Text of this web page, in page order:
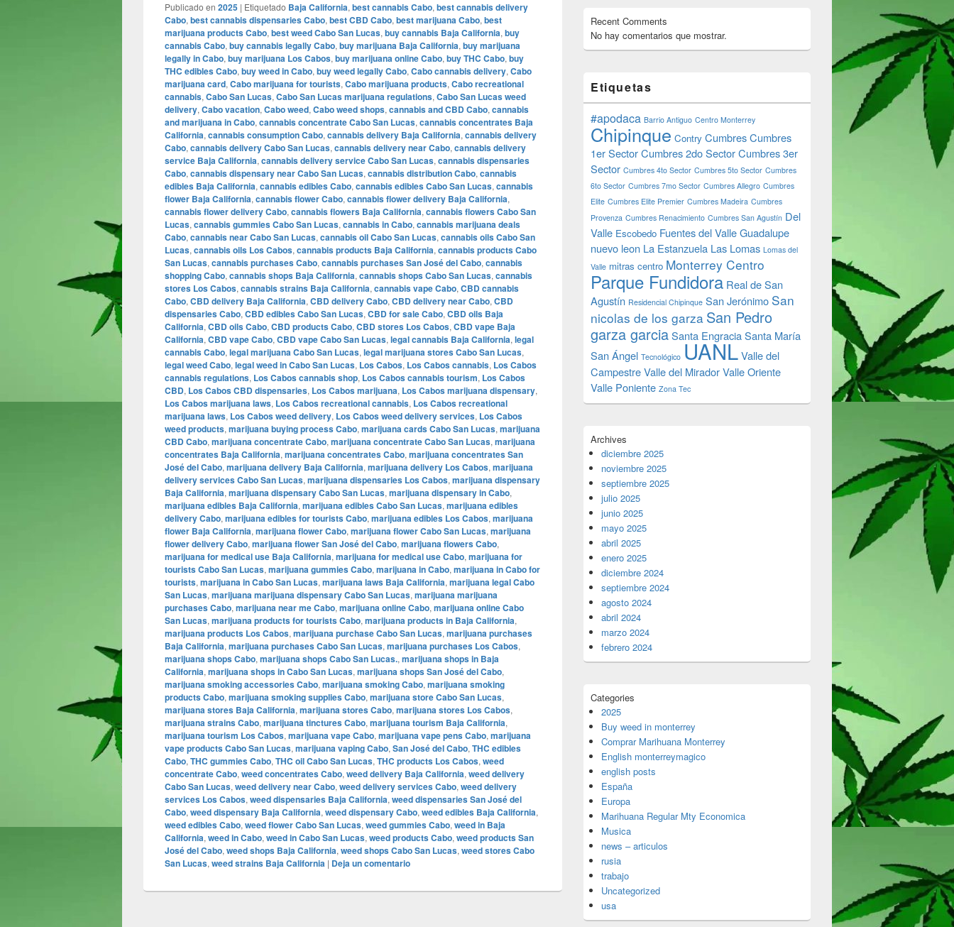
Publicado en 2025 | Etiquetado Baja California, best cannabis Cabo, best cannabis delivery
Cabo, best cannabis dispensaries Cabo, best CBD Cabo, best marijuana Cabo, best
marijuana products Cabo, best weed Cabo San Lucas, buy cannabis Baja California, buy
cannabis Cabo, buy cannabis legally Cabo, buy marijuana Baja California, buy marijuana
legally in Cabo, buy marijuana Los Cabos, buy marijuana online Cabo, buy THC Cabo, buy
THC edibles Cabo, buy weed in Cabo, buy weed legally Cabo, Cabo cannabis delivery, Cabo
marijuana card, Cabo marijuana for tourists, Cabo marijuana products, Cabo recreational
cannabis, Cabo San Lucas, Cabo San Lucas marijuana regulations, Cabo San Lucas weed
delivery, Cabo vacation, Cabo weed, Cabo weed shops, cannabis and CBD Cabo, cannabis
and marijuana in Cabo, cannabis concentrate Cabo San Lucas, cannabis concentrates Baja
California, cannabis consumption Cabo, cannabis delivery Baja California, cannabis delivery
Cabo, cannabis delivery Cabo San Lucas, cannabis delivery near Cabo, cannabis delivery
service Baja California, cannabis delivery service Cabo San Lucas, cannabis dispensaries
Cabo, cannabis dispensary near Cabo San Lucas, cannabis distribution Cabo, cannabis
edibles Baja California, cannabis edibles Cabo, cannabis edibles Cabo San Lucas, cannabis
flower Baja California, cannabis flower Cabo, cannabis flower delivery Baja California,
cannabis flower delivery Cabo, cannabis flowers Baja California, cannabis flowers Cabo San
Lucas, cannabis gummies Cabo San Lucas, cannabis in Cabo, cannabis marijuana deals
Cabo, cannabis near Cabo San Lucas, cannabis oil Cabo San Lucas, cannabis oils Cabo San
Lucas, cannabis oils Los Cabos, cannabis products Baja California, cannabis products Cabo
San Lucas, cannabis purchases Cabo, cannabis purchases San José del Cabo, cannabis
shopping Cabo, cannabis shops Baja California, cannabis shops Cabo San Lucas, cannabis
stores Los Cabos, cannabis strains Baja California, cannabis vape Cabo, CBD cannabis
Cabo, CBD delivery Baja California, CBD delivery Cabo, CBD delivery near Cabo, CBD
dispensaries Cabo, CBD edibles Cabo San Lucas, CBD for sale Cabo, CBD oils Baja
California, CBD oils Cabo, CBD products Cabo, CBD stores Los Cabos, CBD vape Baja
California, CBD vape Cabo, CBD vape Cabo San Lucas, legal cannabis Baja California, legal
cannabis Cabo, legal marijuana Cabo San Lucas, legal marijuana stores Cabo San Lucas,
legal weed Cabo, legal weed in Cabo San Lucas, Los Cabos, Los Cabos cannabis, Los Cabos
cannabis regulations, Los Cabos cannabis shop, Los Cabos cannabis tourism, Los Cabos
CBD, Los Cabos CBD dispensaries, Los Cabos marijuana, Los Cabos marijuana dispensary,
Los Cabos marijuana laws, Los Cabos recreational cannabis, Los Cabos recreational
marijuana laws, Los Cabos weed delivery, Los Cabos weed delivery services, Los Cabos
weed products, marijuana buying process Cabo, marijuana cards Cabo San Lucas, marijuana
CBD Cabo, marijuana concentrate Cabo, marijuana concentrate Cabo San Lucas, marijuana
concentrates Baja California, marijuana concentrates Cabo, marijuana concentrates San
José del Cabo, marijuana delivery Baja California, marijuana delivery Los Cabos, marijuana
delivery services Cabo San Lucas, marijuana dispensaries Los Cabos, marijuana dispensary
Baja California, marijuana dispensary Cabo San Lucas, marijuana dispensary in Cabo,
marijuana edibles Baja California, marijuana edibles Cabo San Lucas, marijuana edibles
delivery Cabo, marijuana edibles for tourists Cabo, marijuana edibles Los Cabos, marijuana
flower Baja California, marijuana flower Cabo, marijuana flower Cabo San Lucas, marijuana
flower delivery Cabo, marijuana flower San José del Cabo, marijuana flowers Cabo,
marijuana for medical use Baja California, marijuana for medical use Cabo, marijuana for
tourists Cabo San Lucas, marijuana gummies Cabo, marijuana in Cabo, marijuana in Cabo for
tourists, marijuana in Cabo San Lucas, marijuana laws Baja California, marijuana legal Cabo
San Lucas, marijuana marijuana dispensary Cabo San Lucas, marijuana marijuana
purchases Cabo, marijuana near me Cabo, marijuana online Cabo, marijuana online Cabo
San Lucas, marijuana products for tourists Cabo, marijuana products in Baja California,
marijuana products Los Cabos, marijuana purchase Cabo San Lucas, marijuana purchases
Baja California, marijuana purchases Cabo San Lucas, marijuana purchases Los Cabos,
marijuana shops Cabo, marijuana shops Cabo San Lucas., marijuana shops in Baja
California, marijuana shops in Cabo San Lucas, marijuana shops San José del Cabo,
marijuana smoking accessories Cabo, marijuana smoking Cabo, marijuana smoking
products Cabo, marijuana smoking supplies Cabo, marijuana store Cabo San Lucas,
marijuana stores Baja California, marijuana stores Cabo, marijuana stores Los Cabos,
marijuana strains Cabo, marijuana tinctures Cabo, marijuana tourism Baja California,
marijuana tourism Los Cabos, marijuana vape Cabo, marijuana vape pens Cabo, marijuana
vape products Cabo San Lucas, marijuana vaping Cabo, San José del Cabo, THC edibles
Cabo, THC gummies Cabo, THC oil Cabo San Lucas, THC products Los Cabos, weed
concentrate Cabo, weed concentrates Cabo, weed delivery Baja California, weed delivery
Cabo San Lucas, weed delivery near Cabo, weed delivery services Cabo, weed delivery
services Los Cabos, weed dispensaries Baja California, weed dispensaries San José del
Cabo, weed dispensary Baja California, weed dispensary Cabo, weed edibles Baja California,
weed edibles Cabo, weed flower Cabo San Lucas, weed gummies Cabo, weed in Baja
California, weed in Cabo, weed in Cabo San Lucas, weed products Cabo, weed products San
José del Cabo, weed shops Baja California, weed shops Cabo San Lucas, weed stores Cabo
San Lucas, weed strains Baja California | Deja un comentario
Recent Comments
No hay comentarios que mostrar.
Etiquetas
#apodaca Barrio Antiguo Centro Monterrey
Chipinque Contry CumbresCumbres
1er SectorCumbres 2do SectorCumbres 3er
Sector Cumbres 4to Sector Cumbres 5to Sector Cumbres
6to Sector Cumbres 7mo Sector Cumbres Allegro Cumbres
Elite Cumbres Elite Premier Cumbres Madeira Cumbres
Provenza Cumbres Renacimiento Cumbres San Agustín Del
Valle Escobedo Fuentes del ValleGuadalupe
nuevo leon La Estanzuela Las Lomas Lomas del
Valle mitras centro Monterrey Centro
Parque Fundidora Real de San
Agustín Residencial Chipinque San Jerónimo San
nicolas de los garza San Pedro
garza garciaSanta EngraciaSanta María
San Ángel Tecnológico UANLValle del
CampestreValle del MiradorValle Oriente
Valle Poniente Zona Tec
Archives
diciembre 2025
noviembre 2025
septiembre 2025
julio 2025
junio 2025
mayo 2025
abril 2025
enero 2025
diciembre 2024
septiembre 2024
agosto 2024
abril 2024
marzo 2024
febrero 2024
Categories
2025
Buy weed in monterrey
Comprar Marihuana Monterrey
English monterreymagico
english posts
España
Europa
Marihuana Regular Mty Economica
Musica
news – articulos
rusia
trabajo
Uncategorized
usa